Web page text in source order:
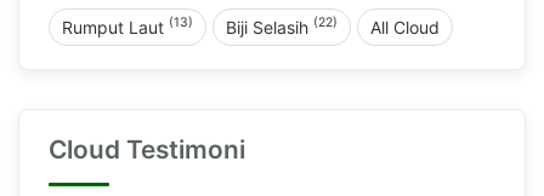
Rumput Laut (13) Biji Selasih (22) All Cloud
Cloud Testimoni